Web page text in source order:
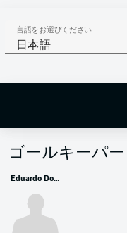
言語をお選びください
日本語
ゴールキーパー
Eduardo Dos Santos Haesler